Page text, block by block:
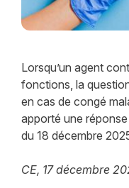
Lorsqu’un agent
fonctions, la
en cas de congé
apporté une
du 18 décembre
CE, 17 décembre